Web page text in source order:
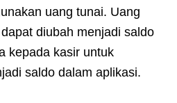
uang tunai. Uang
diubah menjadi saldo
kepada kasir untuk
saldo dalam aplikasi.